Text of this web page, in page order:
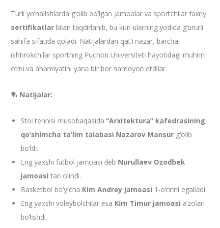
Turli yo‘nalishlarda g‘olib bo‘lgan jamoalar va sportchilar faxriy
sertifikatlar bilan taqdirlanib, bu kun ularning yodida g‘ururli
sahifa sifatida qoladi. Natijalardan qat’i nazar, barcha
ishtirokchilar sportning Puchon Universiteti hayotidagi muhim
o‘rni va ahamiyatini yana bir bor namoyon etdilar.
🏓 Natijalar:
Stol tennisi musobaqasida“Arxitektura” kafedrasining
qo‘shimcha ta’lim talabasi Nazarov Mansur g‘olib
bo‘ldi.
Eng yaxshi futbol jamoasi deb Nurullaev Ozodbek
jamoasi tan olindi.
Basketbol bo‘yicha Kim Andrey jamoasi 1-o‘rinni egalladi.
Eng yaxshi voleybolchilar esa Kim Timur jamoasi a’zolari
bo‘lishdi.